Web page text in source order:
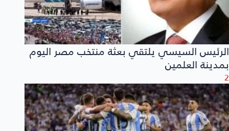
الرئيس السيسي يلتقي بعثة منتخب مصر اليوم
بمدينة العلمين
2